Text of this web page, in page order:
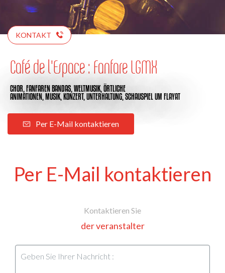
KONTAKT
Café de l'Espace : Fanfare LGMX
CHOR, FANFAREN BANDAS, WELTMUSIK, ÖRTLICHE
ANIMATIONEN, MUSIK, KONZERT, UNTERHALTUNG, SCHAUSPIEL UM FLAYAT
Per E-Mail kontaktieren
Per E-Mail kontaktieren
Kontaktieren Sie
der veranstalter